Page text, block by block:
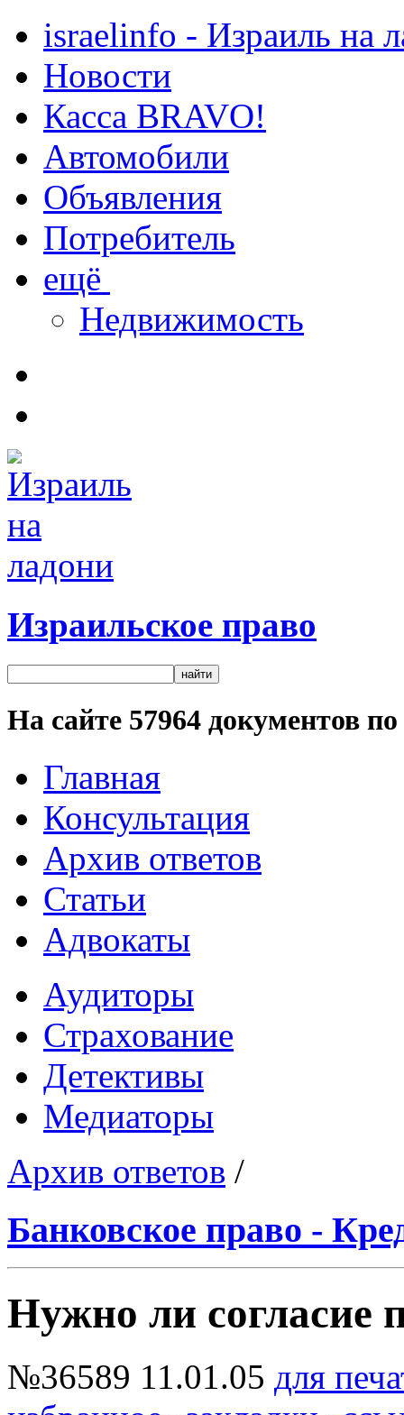
israelinfo - Израиль на
Новости
Касса BRAVO!
Автомобили
Объявления
Потребитель
ещё
Недвижимость
Израильское право
На сайте 57964 документов
Главная
Консультация
Архив ответов
Статьи
Адвокаты
Аудиторы
Страхование
Детективы
Медиаторы
Архив ответов /
Банковское право -
Нужно ли согласие
№36589 11.01.05 для